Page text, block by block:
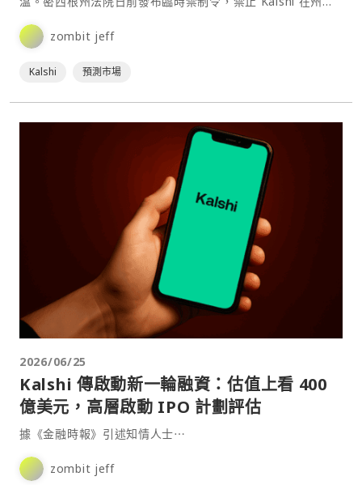
提供體育賽事相關事件合約，並警告若未遵守⋯
zombit jeff
Kalshi 預測市場
2026/06/25
Kalshi 傳啟動新一輪融資：估值上看 400
億美元，高層啟動 IPO 計劃評估
據《金融時報》引述知情人士⋯
zombit jeff